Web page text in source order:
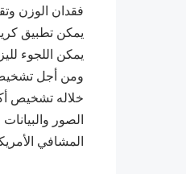
فقدان الوزن
يمكن تطبيق
يمكن اللجوء
الصور
المشافي